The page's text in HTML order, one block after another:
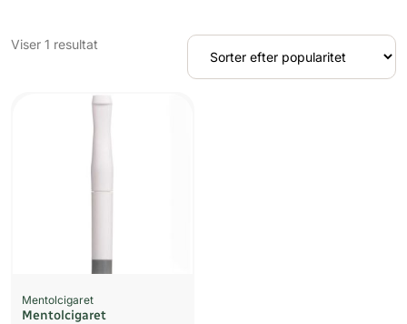
Viser 1 resultat
Mentolcigaret
Mentolcigaret